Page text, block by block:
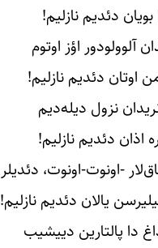
دئدیم نازلیم!
آلوولو‌دور اؤز اوتوم
اوتان دئدیم نازلیم!
نزول دیله‌دیم
دئدیم نازلیم!
-اونوت-اونوت، دئدیلر
یالان دئدیم نازلیم!
دا پالتارین دییشیب